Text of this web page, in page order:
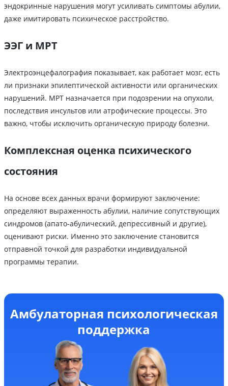
эндокринные нарушения могут усиливать симптомы абулии,
даже имитировать психическое расстройство.
ЭЭГ и МРТ
Электроэнцефалография показывает, как работает мозг, есть
ли признаки эпилептической активности или органических
нарушений. МРТ назначается при подозрении на опухоли,
последствия инсультов или атрофические процессы. Это
важно, чтобы исключить органическую природу болезни.
Комплексная оценка психического
состояния
На основе всех данных врачи формируют заключение:
определяют выраженность абулии, наличие сопутствующих
синдромов (апато-абулический, депрессивный и другие),
оценивают риски. Именно это заключение становится
отправной точкой для разработки индивидуальной
программы терапии.
Амбулаторная психологическая
поддержка